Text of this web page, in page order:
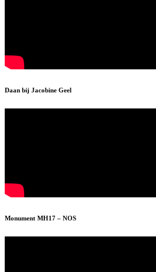
Daan bij Jacobine Geel
Monument MH17 – NOS